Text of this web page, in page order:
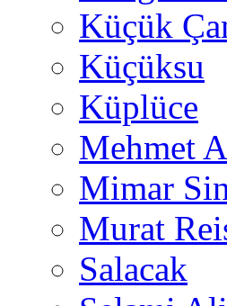
Küçük
Küçüksu
Küplüce
Mehmet
Mimar
Murat
Salacak